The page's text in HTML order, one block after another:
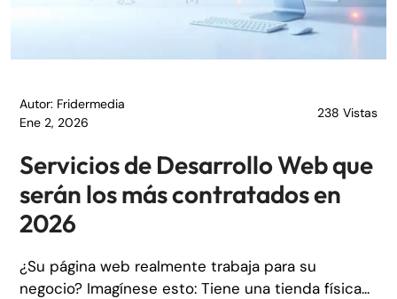
Autor: Fridermedia
Ene 2, 2026
238 Vistas
Servicios de Desarrollo Web que
serán los más contratados en
2026
¿Su página web realmente trabaja para su
negocio? Imagínese esto: Tiene una tienda física...